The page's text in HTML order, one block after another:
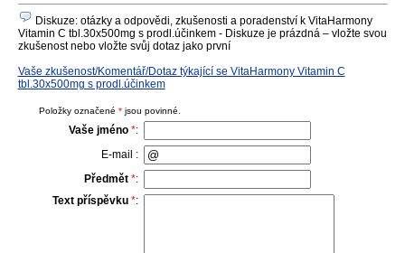
Diskuze: otázky a odpovědi, zkušenosti a poradenství k VitaHarmony
Vitamin C tbl.30x500mg s prodl.účinkem - Diskuze je prázdná – vložte svou
zkušenost nebo vložte svůj dotaz jako první
Vaše zkušenost/Komentář/Dotaz týkající se VitaHarmony Vitamin C
tbl.30x500mg s prodl.účinkem
Položky označené * jsou povinné.
Vaše jméno *:
E-mail :
Předmět *:
Text příspěvku *: